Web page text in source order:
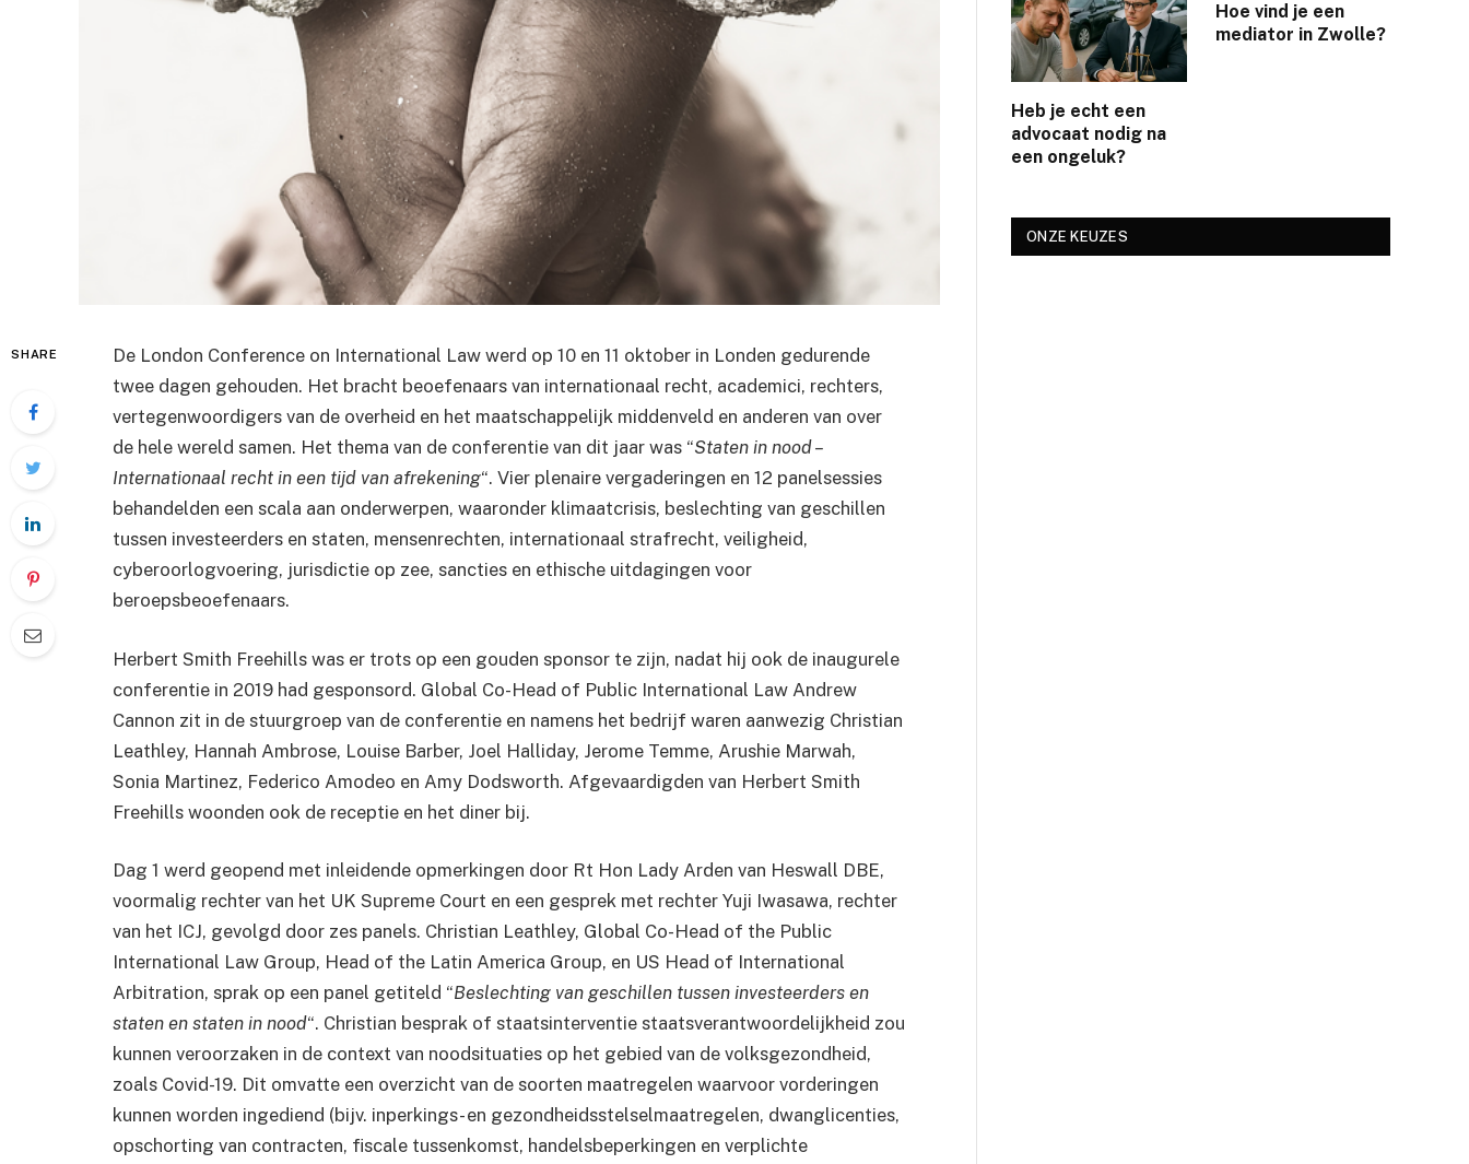
SHARE
De London Conference on International Law werd op 10 en 11 oktober in Londen gedurende
twee dagen gehouden. Het bracht beoefenaars van internationaal recht, academici, rechters,
vertegenwoordigers van de overheid en het maatschappelijk middenveld en anderen van over
de hele wereld samen. Het thema van de conferentie van dit jaar was “Staten in nood –
Internationaal recht in een tijd van afrekening“. Vier plenaire vergaderingen en 12 panelsessies
behandelden een scala aan onderwerpen, waaronder klimaatcrisis, beslechting van geschillen
tussen investeerders en staten, mensenrechten, internationaal strafrecht, veiligheid,
cyberoorlogvoering, jurisdictie op zee, sancties en ethische uitdagingen voor
beroepsbeoefenaars.
Herbert Smith Freehills was er trots op een gouden sponsor te zijn, nadat hij ook de inaugurele
conferentie in 2019 had gesponsord. Global Co-Head of Public International Law Andrew
Cannon zit in de stuurgroep van de conferentie en namens het bedrijf waren aanwezig Christian
Leathley, Hannah Ambrose, Louise Barber, Joel Halliday, Jerome Temme, Arushie Marwah,
Sonia Martinez, Federico Amodeo en Amy Dodsworth. Afgevaardigden van Herbert Smith
Freehills woonden ook de receptie en het diner bij.
Dag 1 werd geopend met inleidende opmerkingen door Rt Hon Lady Arden van Heswall DBE,
voormalig rechter van het UK Supreme Court en een gesprek met rechter Yuji Iwasawa, rechter
van het ICJ, gevolgd door zes panels. Christian Leathley, Global Co-Head of the Public
International Law Group, Head of the Latin America Group, en US Head of International
Arbitration, sprak op een panel getiteld “Beslechting van geschillen tussen investeerders en
staten en staten in nood“. Christian besprak of staatsinterventie staatsverantwoordelijkheid zou
kunnen veroorzaken in de context van noodsituaties op het gebied van de volksgezondheid,
zoals Covid-19. Dit omvatte een overzicht van de soorten maatregelen waarvoor vorderingen
kunnen worden ingediend (bijv. inperkings- en gezondheidsstelselmaatregelen, dwanglicenties,
opschorting van contracten, fiscale tussenkomst, handelsbeperkingen en verplichte
Heb je echt een
advocaat nodig na
een ongeluk?
Hoe vind je een
mediator in Zwolle?
ONZE KEUZES